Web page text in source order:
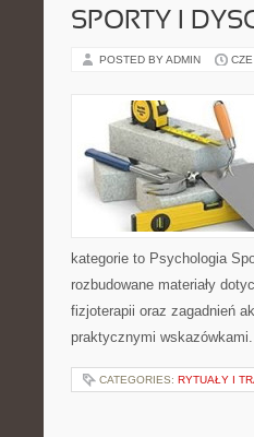
SPORTY I
POSTED BY ADMIN
kategorie to Psychologia
rozbudowane materiały
fizjoterapii oraz zagadnień
praktycznymi
CATEGORIES: RYTUAŁY I